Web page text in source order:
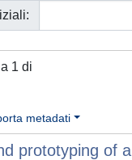
1 di
metadati
prototyping of a